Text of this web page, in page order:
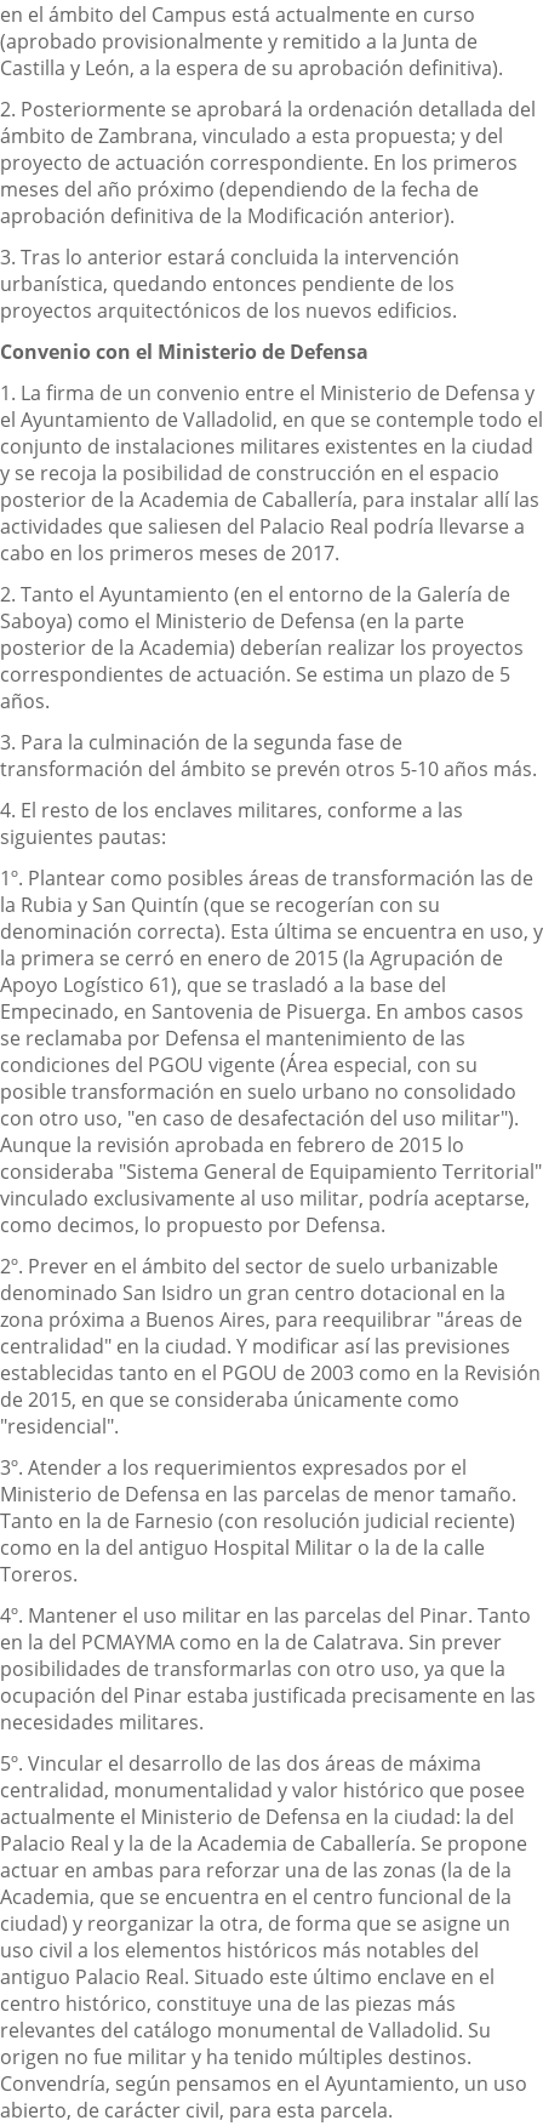
en el ámbito del Campus está actualmente en curso
(aprobado provisionalmente y remitido a la Junta de
Castilla y León, a la espera de su aprobación definitiva).
2. Posteriormente se aprobará la ordenación detallada del
ámbito de Zambrana, vinculado a esta propuesta; y del
proyecto de actuación correspondiente. En los primeros
meses del año próximo (dependiendo de la fecha de
aprobación definitiva de la Modificación anterior).
3. Tras lo anterior estará concluida la intervención
urbanística, quedando entonces pendiente de los
proyectos arquitectónicos de los nuevos edificios.
Convenio con el Ministerio de Defensa
1. La firma de un convenio entre el Ministerio de Defensa y
el Ayuntamiento de Valladolid, en que se contemple todo el
conjunto de instalaciones militares existentes en la ciudad
y se recoja la posibilidad de construcción en el espacio
posterior de la Academia de Caballería, para instalar allí las
actividades que saliesen del Palacio Real podría llevarse a
cabo en los primeros meses de 2017.
2. Tanto el Ayuntamiento (en el entorno de la Galería de
Saboya) como el Ministerio de Defensa (en la parte
posterior de la Academia) deberían realizar los proyectos
correspondientes de actuación. Se estima un plazo de 5
años.
3. Para la culminación de la segunda fase de
transformación del ámbito se prevén otros 5-10 años más.
4. El resto de los enclaves militares, conforme a las
siguientes pautas:
1º. Plantear como posibles áreas de transformación las de
la Rubia y San Quintín (que se recogerían con su
denominación correcta). Esta última se encuentra en uso, y
la primera se cerró en enero de 2015 (la Agrupación de
Apoyo Logístico 61), que se trasladó a la base del
Empecinado, en Santovenia de Pisuerga. En ambos casos
se reclamaba por Defensa el mantenimiento de las
condiciones del PGOU vigente (Área especial, con su
posible transformación en suelo urbano no consolidado
con otro uso, "en caso de desafectación del uso militar").
Aunque la revisión aprobada en febrero de 2015 lo
consideraba "Sistema General de Equipamiento Territorial"
vinculado exclusivamente al uso militar, podría aceptarse,
como decimos, lo propuesto por Defensa.
2º. Prever en el ámbito del sector de suelo urbanizable
denominado San Isidro un gran centro dotacional en la
zona próxima a Buenos Aires, para reequilibrar "áreas de
centralidad" en la ciudad. Y modificar así las previsiones
establecidas tanto en el PGOU de 2003 como en la Revisión
de 2015, en que se consideraba únicamente como
"residencial".
3º. Atender a los requerimientos expresados por el
Ministerio de Defensa en las parcelas de menor tamaño.
Tanto en la de Farnesio (con resolución judicial reciente)
como en la del antiguo Hospital Militar o la de la calle
Toreros.
4º. Mantener el uso militar en las parcelas del Pinar. Tanto
en la del PCMAYMA como en la de Calatrava. Sin prever
posibilidades de transformarlas con otro uso, ya que la
ocupación del Pinar estaba justificada precisamente en las
necesidades militares.
5º. Vincular el desarrollo de las dos áreas de máxima
centralidad, monumentalidad y valor histórico que posee
actualmente el Ministerio de Defensa en la ciudad: la del
Palacio Real y la de la Academia de Caballería. Se propone
actuar en ambas para reforzar una de las zonas (la de la
Academia, que se encuentra en el centro funcional de la
ciudad) y reorganizar la otra, de forma que se asigne un
uso civil a los elementos históricos más notables del
antiguo Palacio Real. Situado este último enclave en el
centro histórico, constituye una de las piezas más
relevantes del catálogo monumental de Valladolid. Su
origen no fue militar y ha tenido múltiples destinos.
Convendría, según pensamos en el Ayuntamiento, un uso
abierto, de carácter civil, para esta parcela.